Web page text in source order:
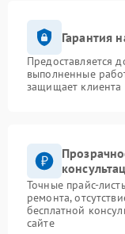
Гарантия
Предоставляется
выполненные
защищает клиента
Точные прайс-
ремонта,
бесплатной
сайте